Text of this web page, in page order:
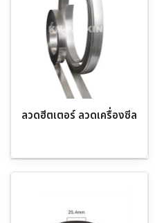
ลวดฮีตเตอร์ ลวดเครื่องซีล